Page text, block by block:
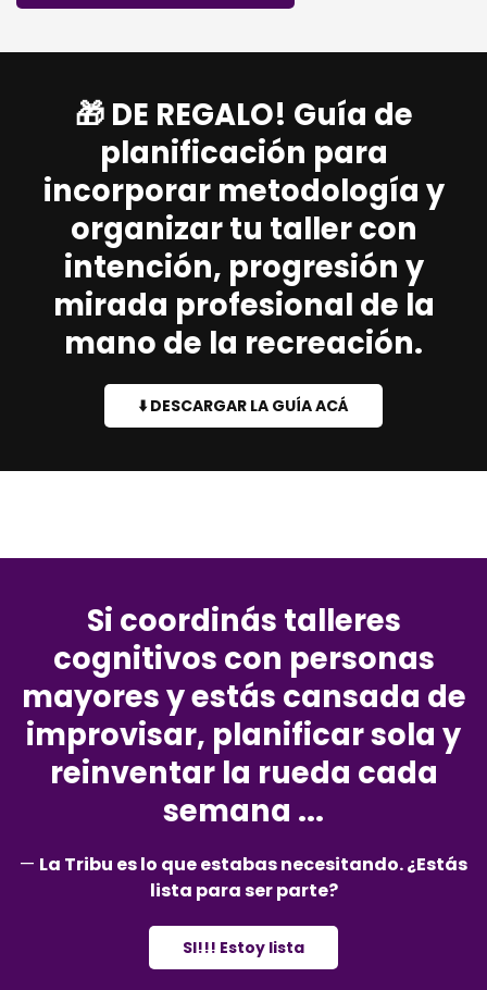
🎁 DE REGALO! Guía de
planificación para
incorporar metodología y
organizar tu taller con
intención, progresión y
mirada profesional de la
mano de la recreación.
⬇️ DESCARGAR LA GUÍA ACÁ
Si coordinás talleres
cognitivos con personas
mayores y estás cansada de
improvisar, planificar sola y
reinventar la rueda cada
semana ...
— La Tribu es lo que estabas necesitando.¿Estás
lista para ser parte?
SI!!! Estoy lista